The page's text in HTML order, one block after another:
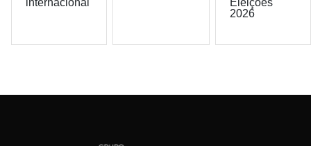
internacional
Eleições
2026